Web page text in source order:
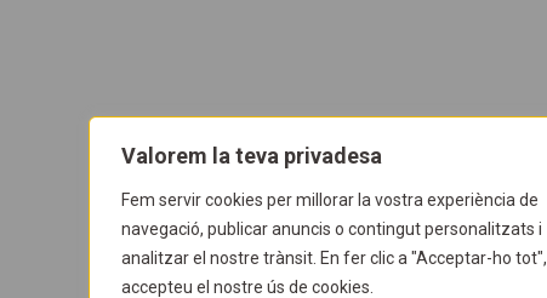
Valorem la teva privadesa
Fem servir cookies per millorar la vostra experiència de
navegació, publicar anuncis o contingut personalitzats i
analitzar el nostre trànsit. En fer clic a "Acceptar-ho tot",
accepteu el nostre ús de cookies.